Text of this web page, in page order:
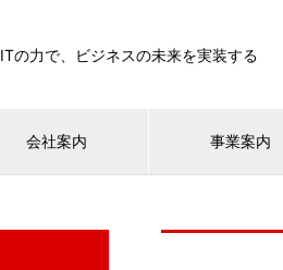
ITの力で、ビジネスの未来を実装する
会社案内 事業案内